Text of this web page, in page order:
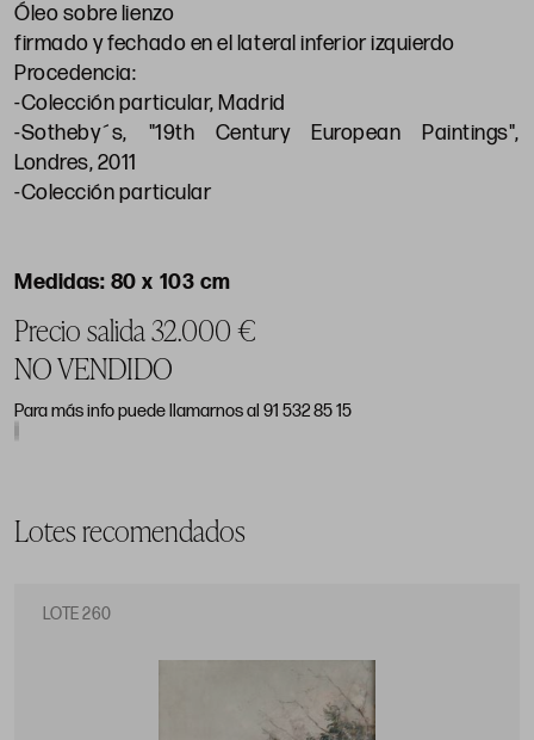
Óleo sobre lienzo
firmado y fechado en el lateral inferior izquierdo
Procedencia:
-Colección particular, Madrid
-Sotheby´s, "19th Century European Paintings",
Londres, 2011
-Colección particular
80 x 103 cm
Precio salida 32.000 €
NO VENDIDO
Para más info puede llamarnos al 91 532 85 15
Lotes recomendados
LOTE 260